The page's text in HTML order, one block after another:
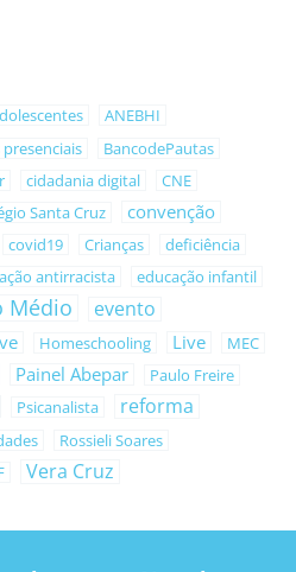
ANEBHI
presenciais
BancodePautas
cidadania digital
CNE
Santa Cruz convenção
covid19 Crianças deficiência
antirracista
educação infantil
Médio evento
Homeschooling Live
MEC
Painel Abepar Paulo Freire
Psicanalista reforma
Rossieli Soares
Vera Cruz